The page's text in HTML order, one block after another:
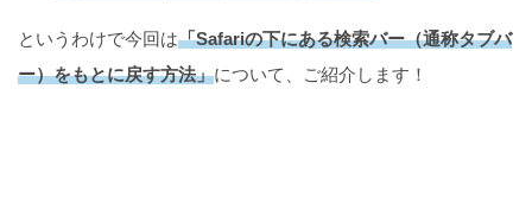
というわけで今回は「Safariの下にある検索バー（通称タブバ
ー）をもとに戻す方法」について、ご紹介します！